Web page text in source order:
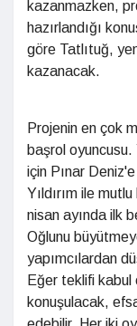
kazanmazken,
hazırlandığı
göre Tatlıtuğ,
kazanacak.
Projenin en çok
başrol oyuncusu.
için Pınar
Yıldırım ile
nisan ayında ilk
Oğlunu
yapımcılardan
Eğer teklifi kabul
konuşulacak,